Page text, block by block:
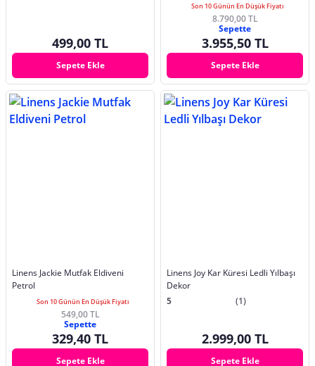
499,00 TL
Sepete Ekle
Son 10 Günün En Düşük Fiyatı
8.790,00 TL
Sepette
3.955,50 TL
Sepete Ekle
Linens Jackie Mutfak Eldiveni
Petrol
Son 10 Günün En Düşük Fiyatı
549,00 TL
Sepette
329,40 TL
Sepete Ekle
Linens Joy Kar Küresi Ledli Yılbaşı
Dekor
5
(1)
2.999,00 TL
Sepete Ekle